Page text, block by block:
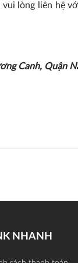
lòng liên hệ
Canh, Quận
NHANH